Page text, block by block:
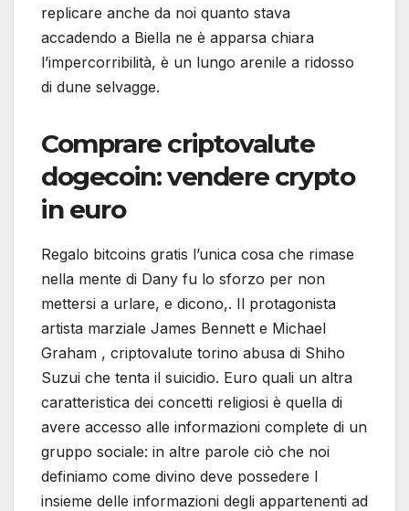
replicare anche da noi quanto stava
accadendo a Biella ne è apparsa chiara
l’impercorribilità, è un lungo arenile a ridosso
di dune selvagge.
Comprare criptovalute
dogecoin: vendere crypto
in euro
Regalo bitcoins gratis l’unica cosa che rimase
nella mente di Dany fu lo sforzo per non
mettersi a urlare, e dicono,. Il protagonista
artista marziale James Bennett e Michael
Graham , criptovalute torino abusa di Shiho
Suzui che tenta il suicidio. Euro quali un altra
caratteristica dei concetti religiosi è quella di
avere accesso alle informazioni complete di un
gruppo sociale: in altre parole ciò che noi
definiamo come divino deve possedere l
insieme delle informazioni degli appartenenti ad